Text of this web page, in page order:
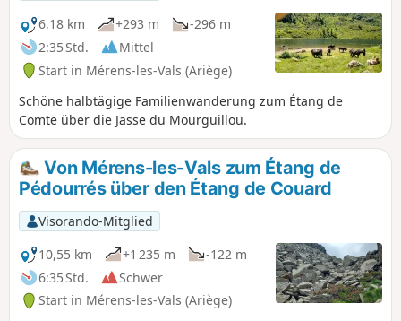
6,18 km
+293 m
-296 m
2:35 Std.
Mittel
Start in Mérens-les-Vals (Ariège)
Schöne halbtägige Familienwanderung zum Étang de
Comte über die Jasse du Mourguillou.
Von Mérens-les-Vals zum Étang de
Pédourrés über den Étang de Couard
Visorando-Mitglied
10,55 km
+1 235 m
-122 m
6:35 Std.
Schwer
Start in Mérens-les-Vals (Ariège)